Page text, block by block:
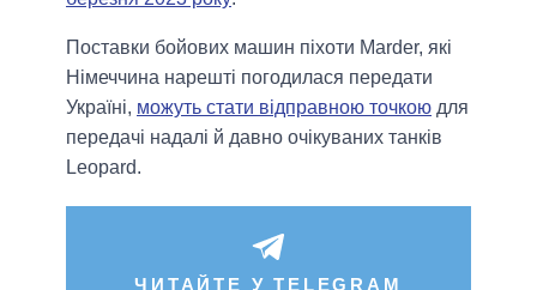
Поставки бойових машин піхоти Marder, які
Німеччина нарешті погодилася передати
Україні, можуть стати відправною точкою для
передачі надалі й давно очікуваних танків
Leopard.
ЧИТАЙТЕ У TELEGRAM